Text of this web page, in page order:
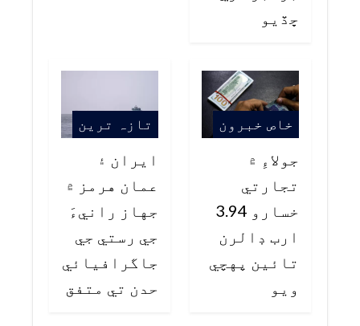
ڇڏيو
خاص خبرون
جولاءِ ۾
تجارتي
خسارو 3.94
ارب ڊالرن
تائين پهچي
ويو
تازہ ترین
ايران ۽
عمان هرمز ۾
جهاز رانيءَ
جي رستي جي
جاگرافيائي
حدن تي متفق